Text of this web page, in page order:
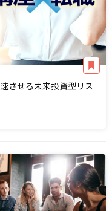
させる未来投資型リス